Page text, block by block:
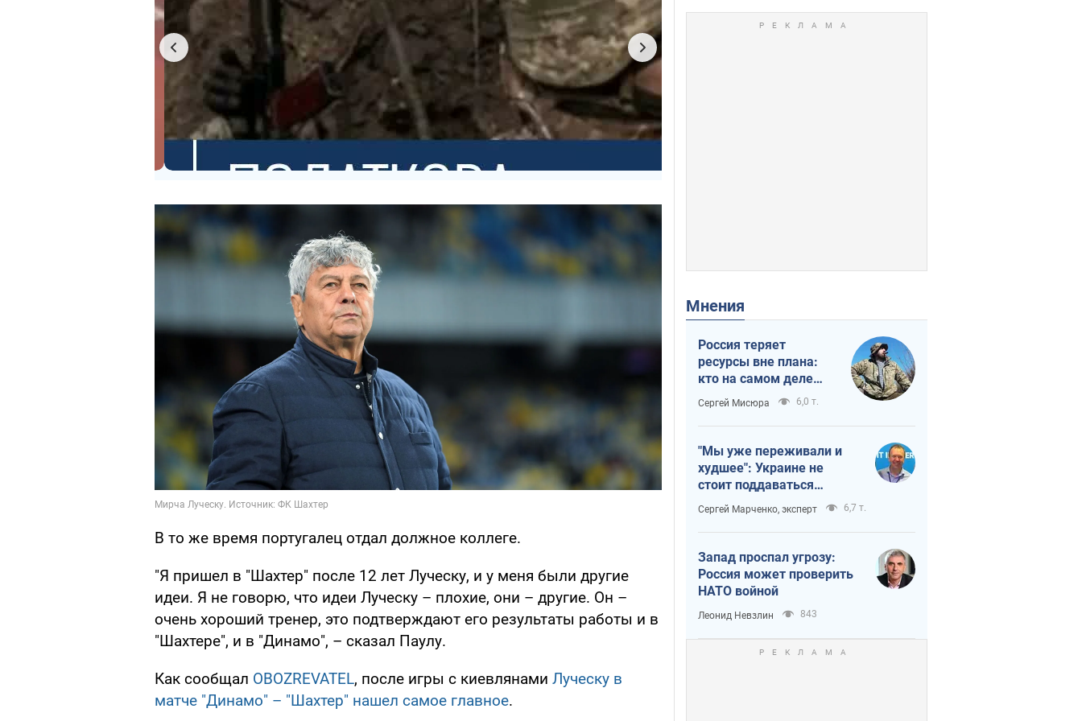
В то же время португалец отдал должное коллеге.
"Я пришел в "Шахтер" после 12 лет Луческу, и у меня были другие
идеи. Я не говорю, что идеи Луческу – плохие, они – другие. Он –
очень хороший тренер, это подтверждают его результаты работы и в
"Шахтере", и в "Динамо", – сказал Паулу.
Как сообщал OBOZREVATEL, после игры с киевлянами Луческу в
матче "Динамо" – "Шахтер" нашел самое главное.
Мнения
Россия теряет
ресурсы вне плана:
кто на самом деле
диктует темп войны
Сергей Мисюра 6,0 т.
"Мы уже переживали и
худшее": Украине не
стоит поддаваться
отчаянию из-за
ракетного террора
Сергей Марченко, эксперт 6,7 т.
Запад проспал угрозу:
Россия может проверить
НАТО войной
Леонид Невзлин 843